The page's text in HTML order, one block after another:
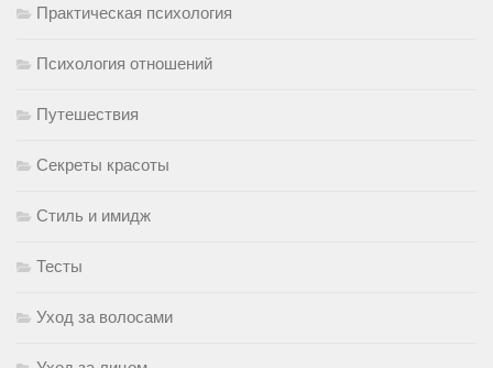
Практическая психология
Психология отношений
Путешествия
Секреты красоты
Стиль и имидж
Тесты
Уход за волосами